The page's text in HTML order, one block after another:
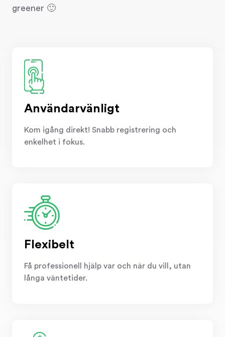
Användarvänligt
Kom igång direkt! Snabb registrering och
enkelhet i fokus.
Flexibelt
Få professionell hjälp var och när du vill, utan
långa väntetider.
greener 🙂